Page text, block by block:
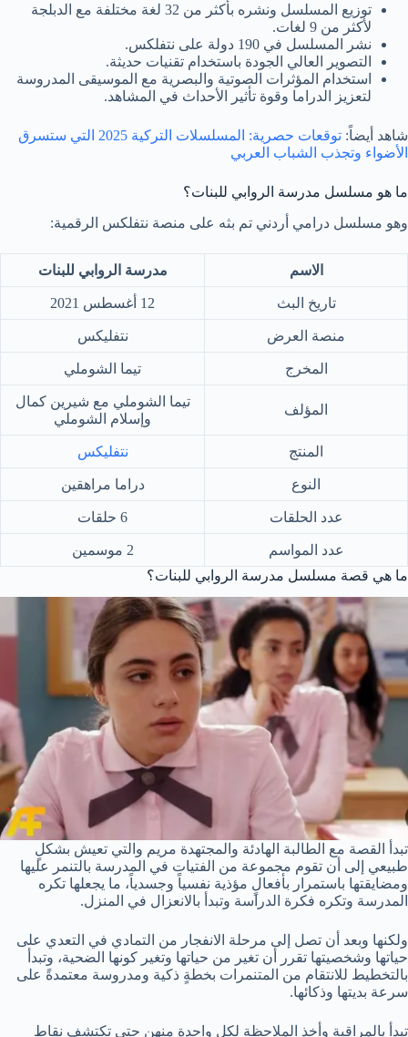
توزيع المسلسل ونشره بأكثر من 32 لغة مختلفة مع الدبلجة
لأكثر من 9 لغات.
نشر المسلسل في 190 دولة على نتفلكس.
التصوير العالي الجودة باستخدام تقنيات حديثة.
استخدام المؤثرات الصوتية والبصرية مع الموسيقى المدروسة
لتعزيز الدراما وقوة تأثير الأحداث في المشاهد.
شاهد أيضاً:
توقعات حصرية: المسلسلات التركية 2025 التي ستسرق
الأضواء وتجذب الشباب العربي
ما هو مسلسل مدرسة الروابي للبنات؟
وهو مسلسل درامي أردني تم بثه على منصة نتفلكس الرقمية:
الاسم مدرسة الروابي للبنات
تاريخ البث 12 أغسطس 2021
منصة العرض نتفليكس
المخرج تيما الشوملي
المؤلف
تيما الشوملي مع شيرين كمال
وإسلام الشوملي
المنتج نتفليكس
النوع دراما مراهقين
عدد الحلقات 6 حلقات
عدد المواسم
2 موسمين
ما هي قصة مسلسل مدرسة الروابي للبنات؟
تبدأ القصة مع الطالبة الهادئة والمجتهدة مريم والتي تعيش بشكلٍ
طبيعي إلى أن تقوم مجموعة من الفتيات في المدرسة بالتنمر عليها
ومضايقتها باستمرار بأفعالٍ مؤذية نفسياً وجسدياً، ما يجعلها تكره
المدرسة وتكره فكرة الدراسة وتبدأ بالانعزال في المنزل.
ولكنها وبعد أن تصل إلى مرحلة الانفجار من التمادي في التعدي على
حياتها وشخصيتها تقرر أن تغير من حياتها وتغير كونها الضحية، وتبدأ
بالتخطيط للانتقام من المتنمرات بخطةٍ ذكية ومدروسة معتمدةً على
سرعة بديتها وذكائها.
تبدأ بالمراقبة وأخذ الملاحظة لكل واحدة منهن حتى تكتشف نقاط